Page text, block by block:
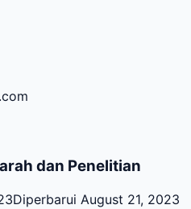
dan Penelitian
Diperbarui August 21, 2023